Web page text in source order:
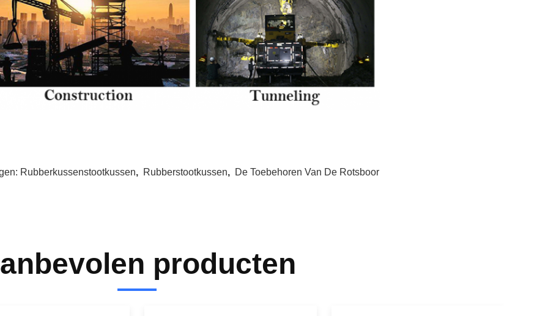
Rubberkussenstootkussen, Rubberstootkussen, De Toebehoren Van De Rotsboor
producten